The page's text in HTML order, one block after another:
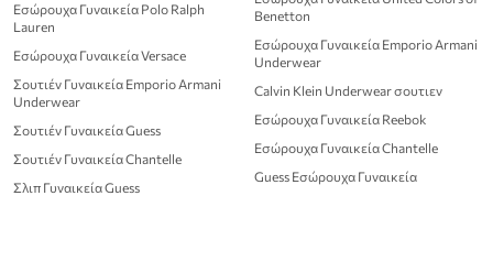
Εσώρουχα Γυναικεία Polo Ralph
Lauren
Εσώρουχα Γυναικεία Versace
Σουτιέν Γυναικεία Emporio Armani
Underwear
Σουτιέν Γυναικεία Guess
Σουτιέν Γυναικεία Chantelle
Σλιπ Γυναικεία Guess
Benetton
Εσώρουχα Γυναικεία Emporio Armani
Underwear
Calvin Klein Underwear σουτιεν
Εσώρουχα Γυναικεία Reebok
Εσώρουχα Γυναικεία Chantelle
Guess Εσώρουχα Γυναικεία